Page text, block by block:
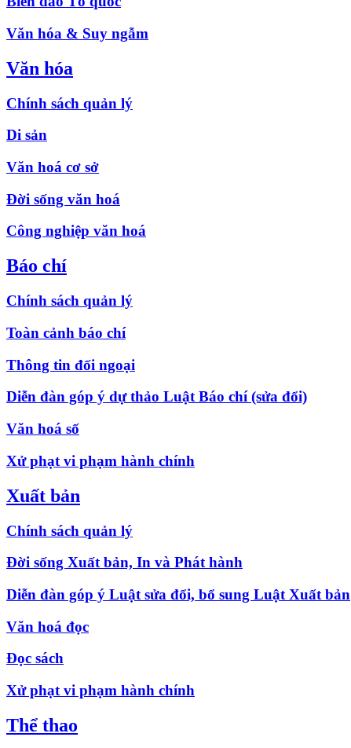
Văn hóa & Suy ngẫm
Văn hóa
Chính sách quản lý
Di sản
Văn hoá cơ sở
Đời sống văn hoá
Công nghiệp văn hoá
Báo chí
Chính sách quản lý
Toàn cảnh báo chí
Thông tin đối ngoại
Diễn đàn góp ý dự thảo Luật Báo chí (sửa đổi)
Văn hoá số
Xử phạt vi phạm hành chính
Xuất bản
Chính sách quản lý
Đời sống Xuất bản, In và Phát hành
Diễn đàn góp ý Luật sửa đổi, bổ sung Luật Xuất bản
Văn hoá đọc
Đọc sách
Xử phạt vi phạm hành chính
Thể thao